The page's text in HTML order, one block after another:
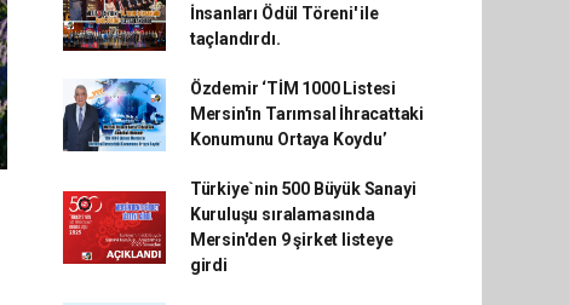
İnsanları Ödül Töreni' ile
taçlandırdı.
Özdemir ‘TİM 1000 Listesi
Mersin'in Tarımsal İhracattaki
Konumunu Ortaya Koydu’
Türkiye`nin 500 Büyük Sanayi
Kuruluşu sıralamasında
Mersin'den 9 şirket listeye
girdi